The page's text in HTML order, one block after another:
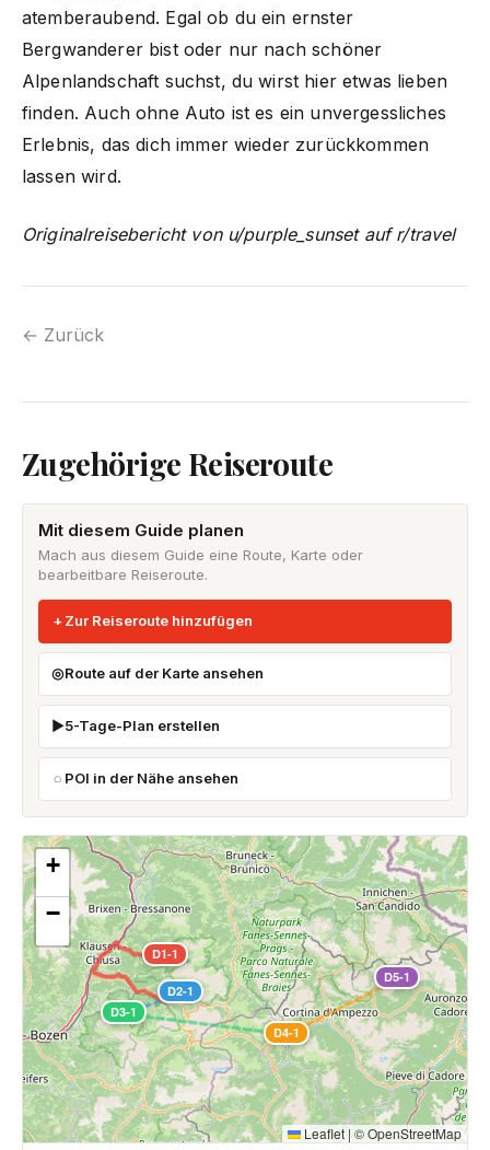
atemberaubend. Egal ob du ein ernster
Bergwanderer bist oder nur nach schöner
Alpenlandschaft suchst, du wirst hier etwas lieben
finden. Auch ohne Auto ist es ein unvergessliches
Erlebnis, das dich immer wieder zurückkommen
lassen wird.
Originalreisebericht von u/purple_sunsetauf r/travel
← Zurück
Zugehörige Reiseroute
Mit diesem Guide planen
Mach aus diesem Guide eine Route, Karte oder
bearbeitbare Reiseroute.
Zur Reiseroute hinzufügen
Route auf der Karte ansehen
5-Tage-Plan erstellen
POI in der Nähe ansehen
D1-1
D2-1
D3-1
D4-1
D5-1
+
−
Leaflet | ©OpenStreetMap